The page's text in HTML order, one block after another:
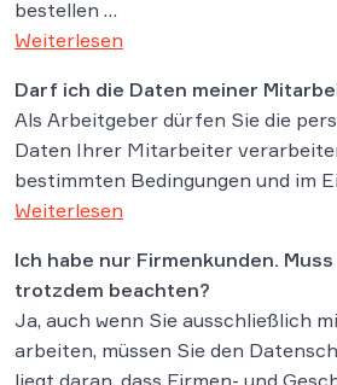
bestellen …
Weiterlesen
Darf ich die Daten meiner
Als Arbeitgeber dürfen Sie die
Daten Ihrer Mitarbeiter
bestimmten Bedingungen und im
Weiterlesen
Ich habe nur Firmenkunden.
trotzdem beachten?
Ja, auch wenn Sie ausschließlich
arbeiten, müssen Sie den
liegt daran, dass Firmen- und